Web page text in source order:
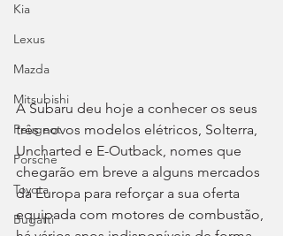
Kia
Lexus
Mazda
Mitsubishi
Peugeot
Porsche
Toyota
Bugatti
A Subaru deu hoje a conhecer os seus
três novos modelos elétricos, Solterra,
Uncharted e E-Outback, nomes que
chegarão em breve a alguns mercados
da Europa para reforçar a sua oferta
equipada com motores de combustão,